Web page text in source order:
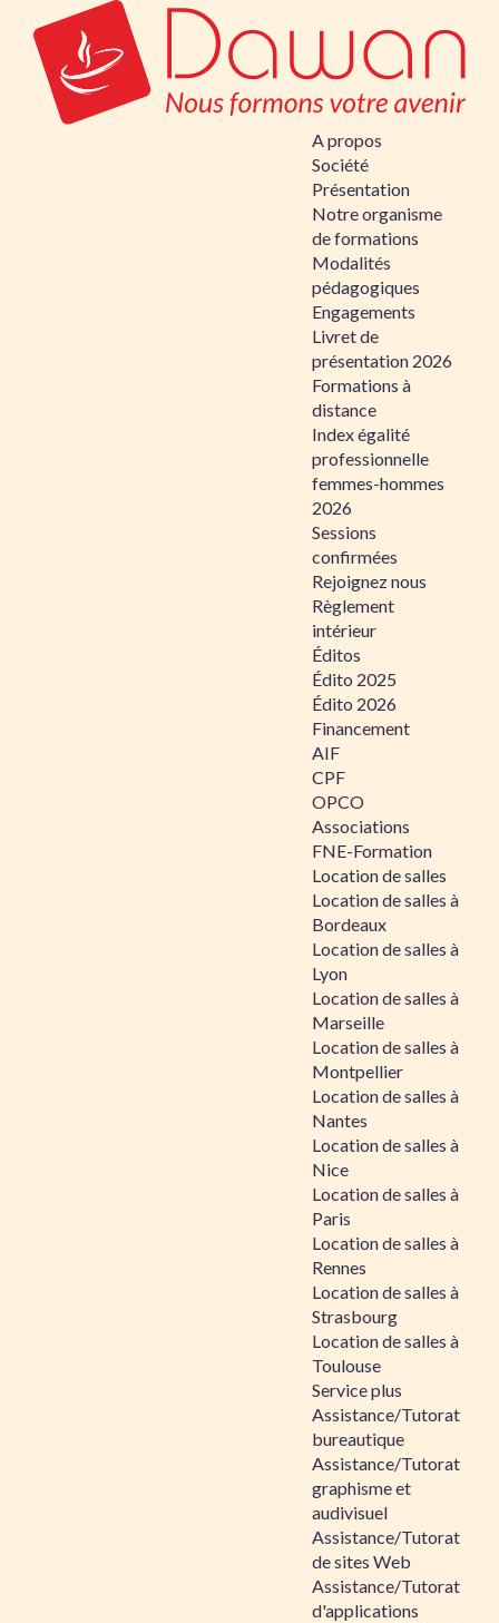
A propos
Société
Présentation
Notre organisme
de formations
Modalités
pédagogiques
Engagements
Livret de
présentation 2026
Formations à
distance
Index égalité
professionnelle
femmes-hommes
2026
Sessions
confirmées
Rejoignez nous
Règlement
intérieur
Éditos
Édito 2025
Édito 2026
Financement
AIF
CPF
OPCO
Associations
FNE-Formation
Location de salles
Location de salles à
Bordeaux
Location de salles à
Lyon
Location de salles à
Marseille
Location de salles à
Montpellier
Location de salles à
Nantes
Location de salles à
Nice
Location de salles à
Paris
Location de salles à
Rennes
Location de salles à
Strasbourg
Location de salles à
Toulouse
Service plus
Assistance/Tutorat
bureautique
Assistance/Tutorat
graphisme et
audivisuel
Assistance/Tutorat
de sites Web
Assistance/Tutorat
d'applications